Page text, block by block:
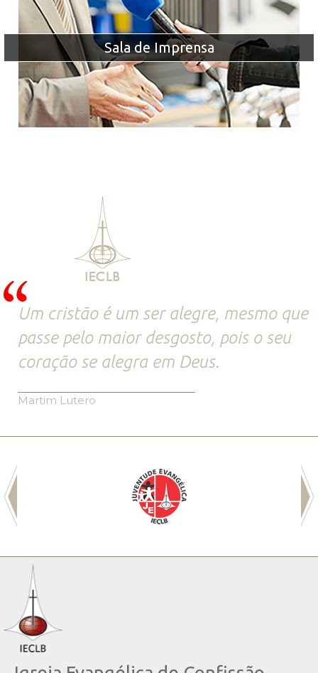
Sala de Imprensa
Um cristão é um ser alegre, mesmo que
passe pelo maior desgosto, pois o seu
coração se alegra em Deus.
Martim Lutero